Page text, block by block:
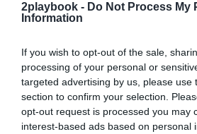
2playbook - Do Not Process My
Information
If you wish to opt-out of the sale,
processing of your personal or
targeted advertising by us, please use
section to confirm your selection.
opt-out request is processed you may
interest-based ads based on personal
2Playbook
CaixaBank renueva como
la UD Las Palmas para esta